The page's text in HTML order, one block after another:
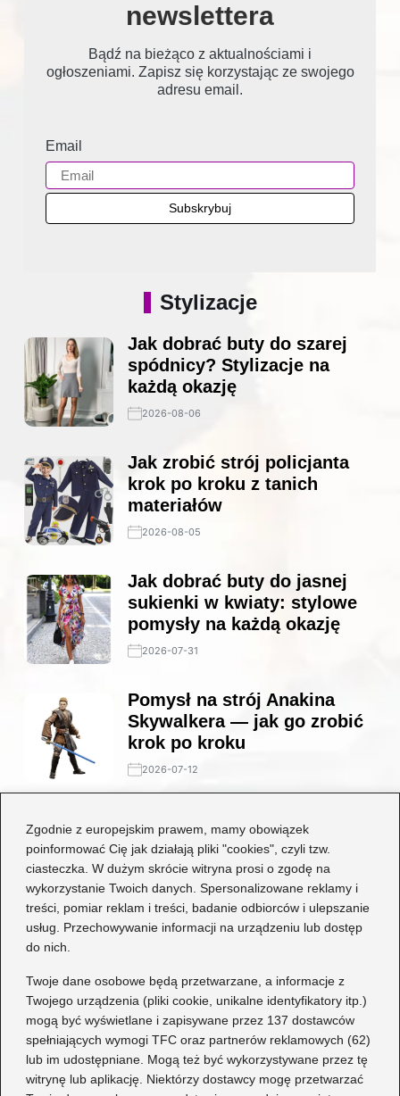
Zgodnie z europejskim prawem, mamy obowiązek
poinformować Cię jak działają pliki "cookies", czyli tzw.
ciasteczka. W dużym skrócie witryna prosi o zgodę na
wykorzystanie Twoich danych. Spersonalizowane reklamy i
treści, pomiar reklam i treści, badanie odbiorców i ulepszanie
usług. Przechowywanie informacji na urządzeniu lub dostęp
do nich.
Twoje dane osobowe będą przetwarzane, a informacje z
Twojego urządzenia (pliki cookie, unikalne identyfikatory itp.)
mogą być wyświetlane i zapisywane przez 137 dostawców
spełniających wymogi TFC oraz partnerów reklamowych (62)
lub im udostępniane. Mogą też być wykorzystywane przez tę
witrynę lub aplikację. Niektórzy dostawcy mogę przetwarzać
newslettera
Bądź na bieżąco z aktualnościami i
ogłoszeniami. Zapisz się korzystając ze swojego
adresu email.
Email
Stylizacje
Jak dobrać buty do szarej
spódnicy? Stylizacje na
każdą okazję
2026-08-06
Jak zrobić strój policjanta
krok po kroku z tanich
materiałów
2026-08-05
Jak dobrać buty do jasnej
sukienki w kwiaty: stylowe
pomysły na każdą okazję
2026-07-31
Pomysł na strój Anakina
Skywalkera — jak go zrobić
krok po kroku
2026-07-12
buty będą idealne do czarnej
koronkowej sukienki?
2026-06-29
Kategorie
Dziecko(17)
Moda(67)
Obuwie(76)
Odzież(7)
Porady(75)